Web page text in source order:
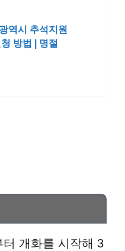
역시 추석지원
방법 | 명절
개화를 시작해 3